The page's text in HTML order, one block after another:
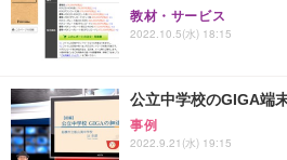
教材・サービス
2022.10.5(水) 18:15
公立中学校のGIGA端
事例
2022.9.21(水) 19:15